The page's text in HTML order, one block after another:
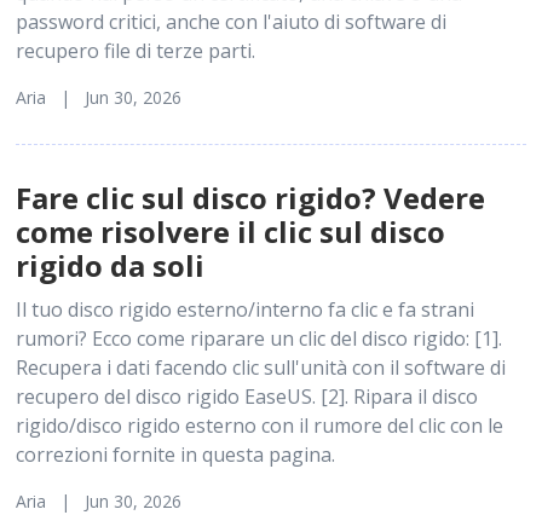
password critici, anche con l'aiuto di software di
recupero file di terze parti.
Aria | Jun 30, 2026
Fare clic sul disco rigido? Vedere
come risolvere il clic sul disco
rigido da soli
Il tuo disco rigido esterno/interno fa clic e fa strani
rumori? Ecco come riparare un clic del disco rigido: [1].
Recupera i dati facendo clic sull'unità con il software di
recupero del disco rigido EaseUS. [2]. Ripara il disco
rigido/disco rigido esterno con il rumore del clic con le
correzioni fornite in questa pagina.
Aria | Jun 30, 2026